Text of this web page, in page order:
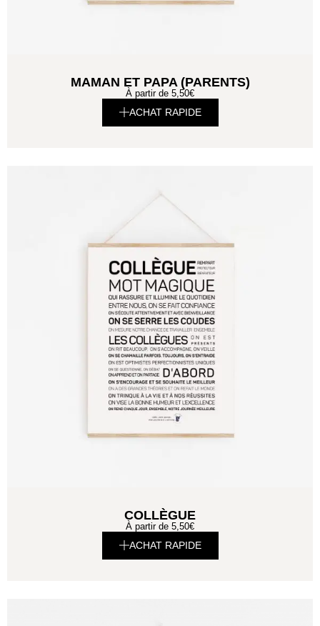
MAMAN ET PAPA (PARENTS)
À partir de 5,50€
ACHAT RAPIDE
COLLÈGUE
À partir de 5,50€
ACHAT RAPIDE